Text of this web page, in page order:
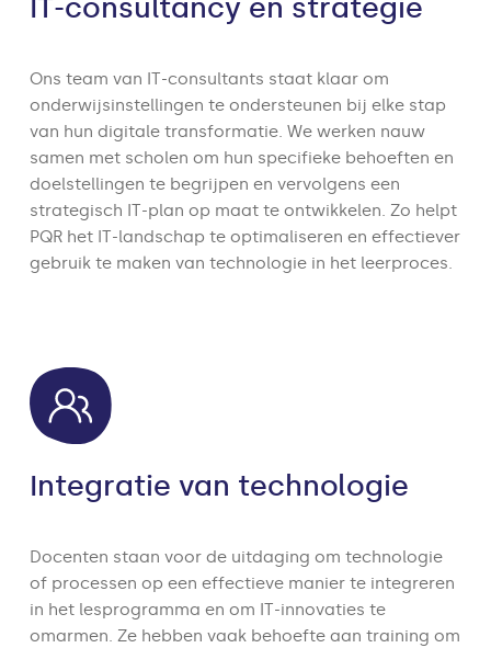
IT-consultancy en strategie
Ons team van IT-consultants staat klaar om
onderwijsinstellingen te ondersteunen bij elke stap
van hun digitale transformatie. We werken nauw
samen met scholen om hun specifieke behoeften en
doelstellingen te begrijpen en vervolgens een
strategisch IT-plan op maat te ontwikkelen. Zo helpt
PQR het IT-landschap te optimaliseren en effectiever
gebruik te maken van technologie in het leerproces.
Integratie van technologie
Docenten staan voor de uitdaging om technologie
of processen op een effectieve manier te integreren
in het lesprogramma en om IT-innovaties te
omarmen. Ze hebben vaak behoefte aan training om